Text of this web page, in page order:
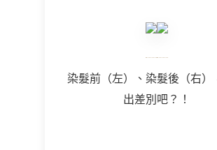
染髮前（左）、染髮後（右）
出差別吧？！